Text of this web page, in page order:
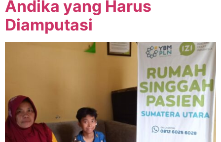
Andika yang Harus
Diamputasi